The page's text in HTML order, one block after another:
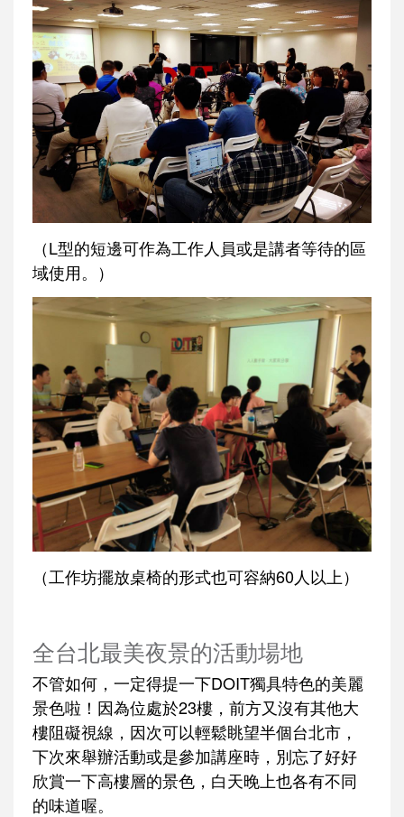
（L型的短邊可作為工作人員或是講者等待的區
域使用。）
（工作坊擺放桌椅的形式也可容納60人以上）
全台北最美夜景的活動場地
不管如何，一定得提一下DOIT獨具特色的美麗
景色啦！因為位處於23樓，前方又沒有其他大
樓阻礙視線，因次可以輕鬆眺望半個台北市，
下次來舉辦活動或是參加講座時，別忘了好好
欣賞一下高樓層的景色，白天晚上也各有不同
的味道喔。